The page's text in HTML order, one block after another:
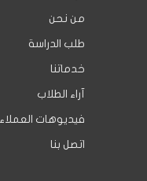
من نحن
طلب الدراسة
خدماتنا
آراء الطلاب
فيديوهات العملاء
اتصل بنا